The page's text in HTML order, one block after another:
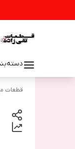
قطعات